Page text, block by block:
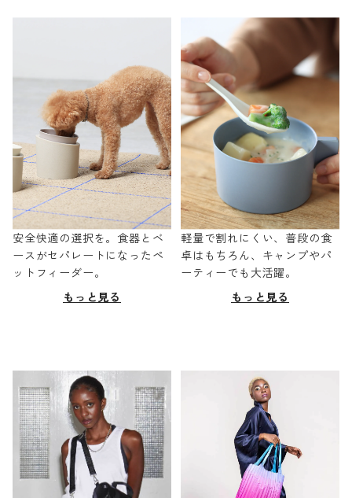
安全快適の選択を。食器とベ
ースがセパレートになったペ
ットフィーダー。
もっと見る
軽量で割れにくい、普段の食
卓はもちろん、キャンプやパ
ーティーでも大活躍。
もっと見る